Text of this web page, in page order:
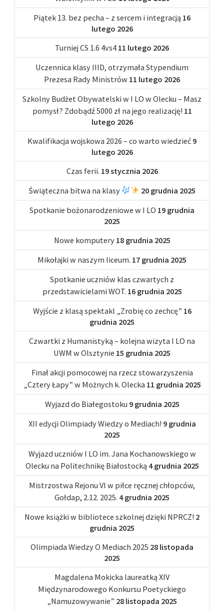
Piątek 13. bez pecha – z sercem i integracją 16
lutego 2026
Turniej CS 1.6 4vs4 11 lutego 2026
Uczennica klasy IIID, otrzymała Stypendium
Prezesa Rady Ministrów 11 lutego 2026
Szkolny Budżet Obywatelski w I LO w Olecku – Masz
pomysł? Zdobądź 5000 zł na jego realizację! 11
lutego 2026
Kwalifikacja wojskowa 2026 – co warto wiedzieć 9
lutego 2026
Czas ferii. 19 stycznia 2026
Świąteczna bitwa na klasy
20 grudnia 2025
Spotkanie bożonarodzeniowe w I LO 19 grudnia
2025
Nowe komputery 18 grudnia 2025
Mikołajki w naszym liceum. 17 grudnia 2025
Spotkanie uczniów klas czwartych z
przedstawicielami WOT. 16 grudnia 2025
Wyjście z klasą spektakl „Zrobię co zechcę” 16
grudnia 2025
Czwartki z Humanistyką – kolejna wizyta I LO na
UWM w Olsztynie 15 grudnia 2025
Finał akcji pomocowej na rzecz stowarzyszenia
„Cztery Łapy” w Możnych k. Olecka 11 grudnia 2025
Wyjazd do Białegostoku 9 grudnia 2025
XII edycji Olimpiady Wiedzy o Mediach! 9 grudnia
2025
Wyjazd uczniów I LO im. Jana Kochanowskiego w
Olecku na Politechnikę Białostocką 4 grudnia 2025
Mistrzostwa Rejonu VI w piłce ręcznej chłopców,
Gołdap, 2.12. 2025. 4 grudnia 2025
Nowe książki w bibliotece szkolnej dzięki NPRCZ! 2
grudnia 2025
Olimpiada Wiedzy O Mediach 2025 28 listopada
2025
Magdalena Mokicka laureatką XIV
Międzynarodowego Konkursu Poetyckiego
„Namuzowywanie” 28 listopada 2025